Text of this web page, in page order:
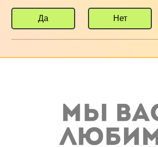
Да Нет